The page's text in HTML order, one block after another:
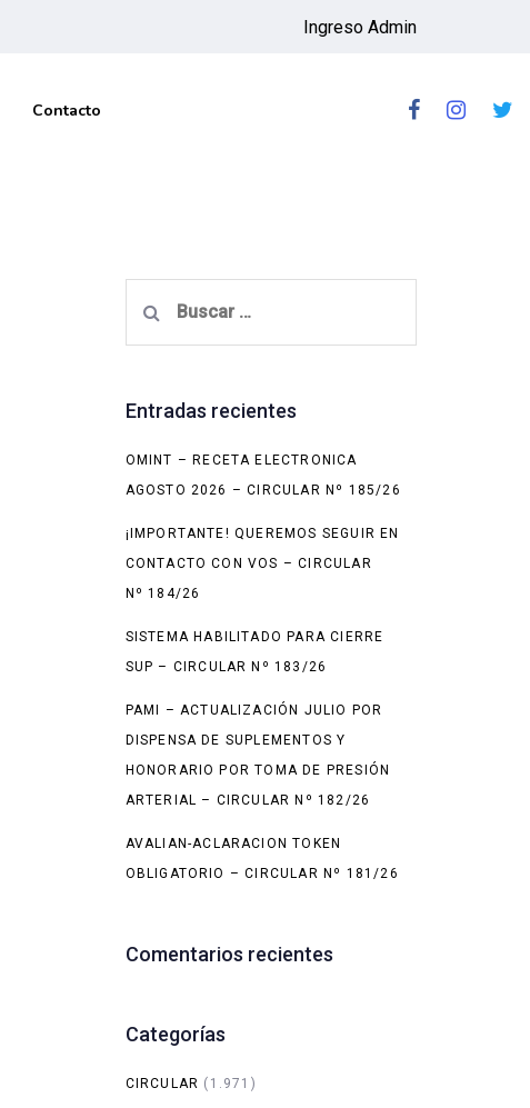
Ingreso Admin
Contacto
Entradas recientes
OMINT – RECETA ELECTRONICA
AGOSTO 2026 – CIRCULAR Nº 185/26
¡IMPORTANTE! QUEREMOS SEGUIR EN
CONTACTO CON VOS – CIRCULAR
Nº 184/26
SISTEMA HABILITADO PARA CIERRE
SUP – CIRCULAR Nº 183/26
PAMI – ACTUALIZACIÓN JULIO POR
DISPENSA DE SUPLEMENTOS Y
HONORARIO POR TOMA DE PRESIÓN
ARTERIAL – CIRCULAR Nº 182/26
AVALIAN-ACLARACION TOKEN
OBLIGATORIO – CIRCULAR Nº 181/26
Comentarios recientes
Categorías
CIRCULAR (1.971)